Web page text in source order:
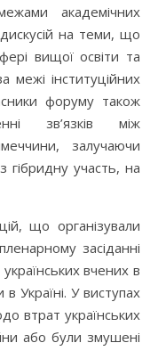
академічних
на теми, що
вищої освіти та
межі інституційних
форуму також
зв’язків між
залучаючи
гібридну участь, на
що організували
засіданні
вчених в
в Україні. У виступах
втрат українських
або були змушені